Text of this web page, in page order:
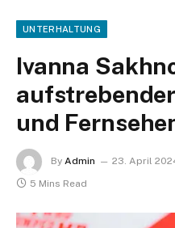
UNTERHALTUNG
Ivanna
und
By Admin 23. April
5 Mins Read